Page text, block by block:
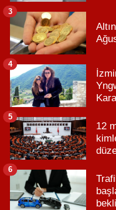
3
4
12
5
6